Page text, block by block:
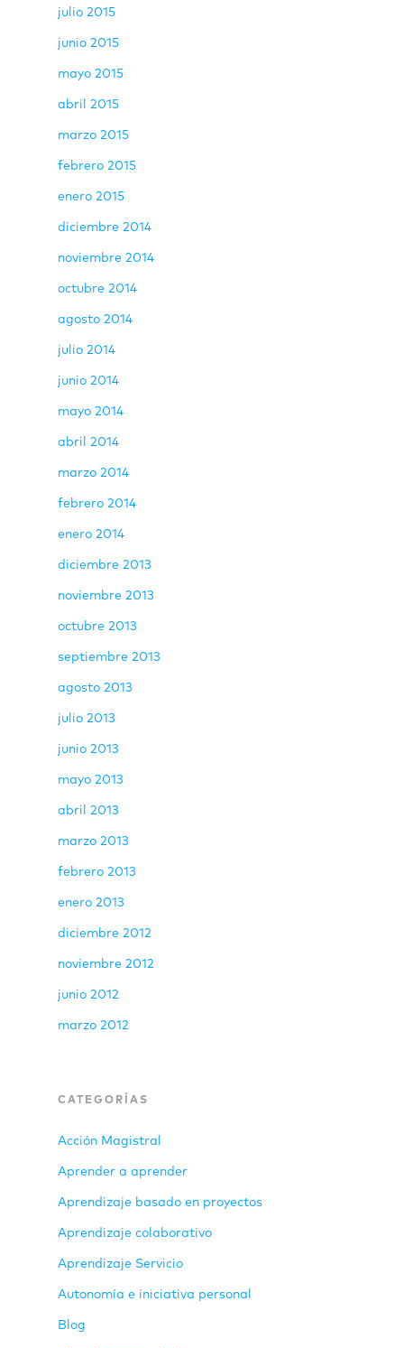
julio 2015
junio 2015
mayo 2015
abril 2015
marzo 2015
febrero 2015
enero 2015
diciembre 2014
noviembre 2014
octubre 2014
agosto 2014
julio 2014
junio 2014
mayo 2014
abril 2014
marzo 2014
febrero 2014
enero 2014
diciembre 2013
noviembre 2013
octubre 2013
septiembre 2013
agosto 2013
julio 2013
junio 2013
mayo 2013
abril 2013
marzo 2013
febrero 2013
enero 2013
diciembre 2012
noviembre 2012
junio 2012
marzo 2012
CATEGORÍAS
Acción Magistral
Aprender a aprender
Aprendizaje basado en proyectos
Aprendizaje colaborativo
Aprendizaje Servicio
Autonomía e iniciativa personal
Blog